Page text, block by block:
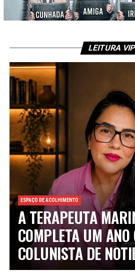
LEITURA VIP
ESPAÇO DE ACOLHIMENTO
A TERAPEUTA
COMPLETA UM ANO
COLUNISTA DE